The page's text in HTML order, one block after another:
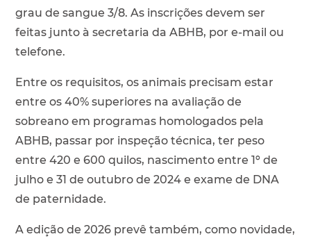
grau de sangue 3/8. As inscrições devem ser
feitas junto à secretaria da ABHB, por e-mail ou
telefone.
Entre os requisitos, os animais precisam estar
entre os 40% superiores na avaliação de
sobreano em programas homologados pela
ABHB, passar por inspeção técnica, ter peso
entre 420 e 600 quilos, nascimento entre 1º de
julho e 31 de outubro de 2024 e exame de DNA
de paternidade.
A edição de 2026 prevê também, como novidade,